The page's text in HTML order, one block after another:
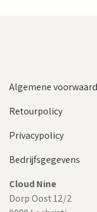
Algemene
Retourpolicy
Privacypolicy
Bedrijfsgegevens
Cloud Nine
Dorp Oost 12/2